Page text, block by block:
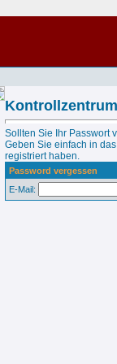
Kontrollzentrum
Sollten Sie Ihr Passwort
Geben Sie einfach in
registriert haben.
Password vergessen
E-Mail: